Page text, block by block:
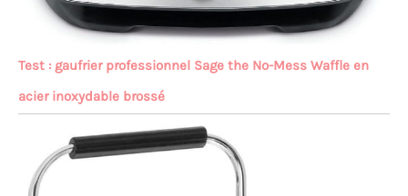
Test : gaufrier professionnel Sage the No-Mess Waffle en
acier inoxydable brossé